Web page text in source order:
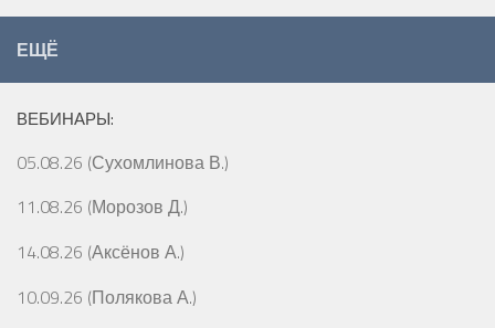
ЕЩЁ
ВЕБИНАРЫ:
05.08.26 (Сухомлинова В.)
11.08.26 (Морозов Д.)
14.08.26 (Аксёнов А.)
10.09.26 (Полякова А.)